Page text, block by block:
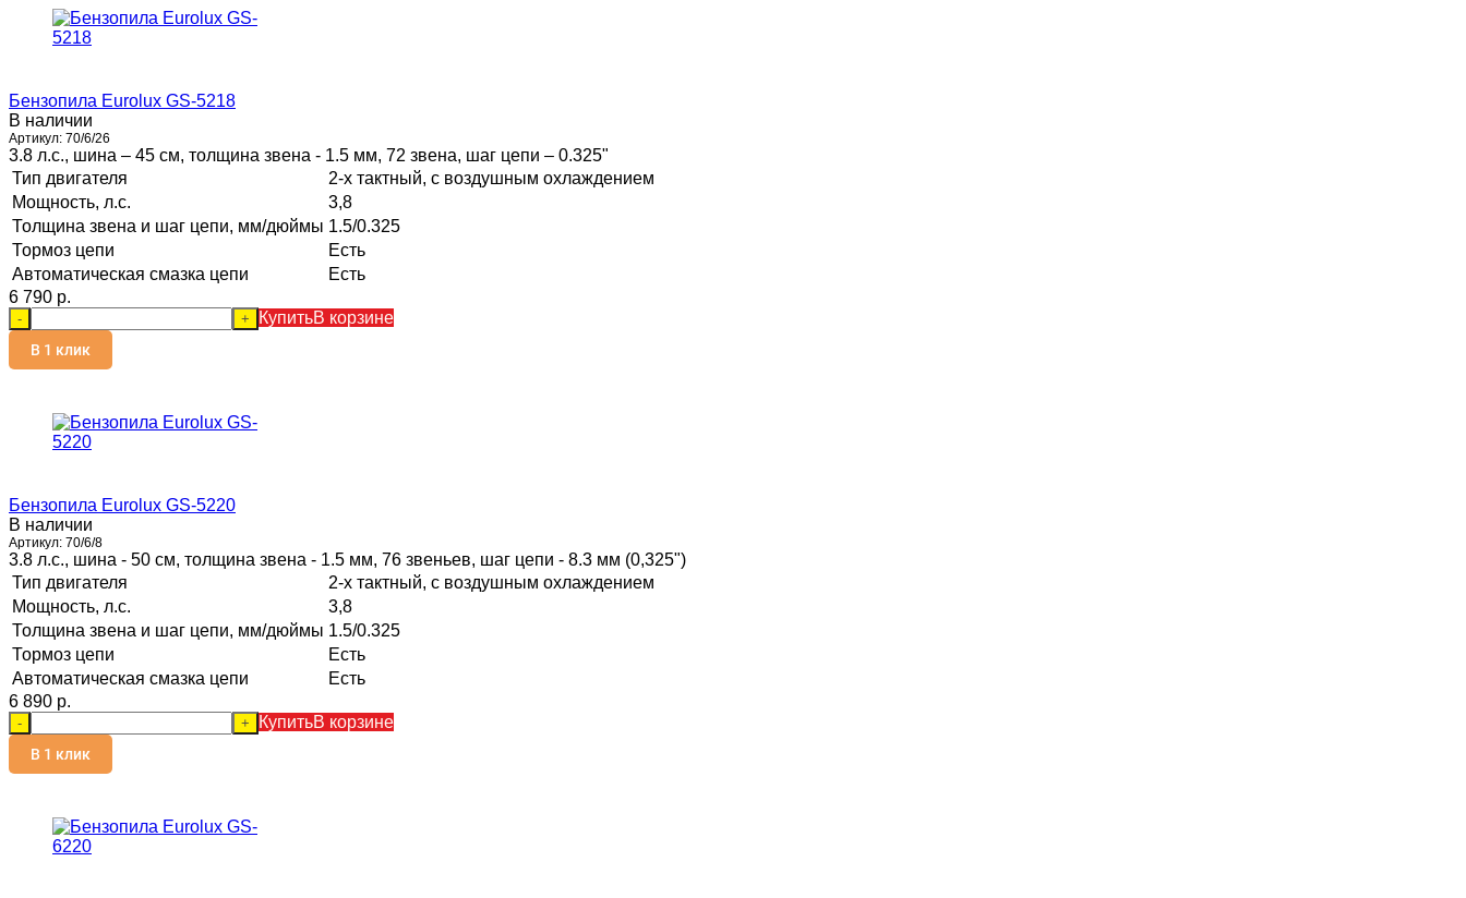
Бензопила Eurolux GS-5218
В наличии
Артикул: 70/6/26
3.8 л.с., шина – 45 см, толщина звена - 1.5 мм, 72 звена, шаг цепи – 0.325"
Тип двигателя
2-х тактный, с воздушным охлаждением
Мощность, л.с.
3,8
Толщина звена и шаг цепи, мм/дюймы 1.5/0.325
Тормоз цепи
Есть
Автоматическая смазка цепи
Есть
6 790 p.
- + КупитьВ корзине
В 1 клик
Бензопила Eurolux GS-5220
В наличии
Артикул: 70/6/8
3.8 л.с., шина - 50 см, толщина звена - 1.5 мм, 76 звеньев, шаг цепи - 8.3 мм (0,325")
Тип двигателя
2-х тактный, с воздушным охлаждением
Мощность, л.с.
3,8
Толщина звена и шаг цепи, мм/дюймы 1.5/0.325
Тормоз цепи
Есть
Автоматическая смазка цепи
Есть
6 890 p.
- + КупитьВ корзине
В 1 клик